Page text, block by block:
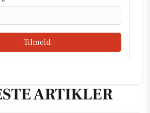
Tilmeld
ARTIKLER